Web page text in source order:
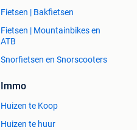
Fietsen | Bakfietsen
Fietsen | Mountainbikes en
ATB
Snorfietsen en Snorscooters
Immo
Huizen te Koop
Huizen te huur